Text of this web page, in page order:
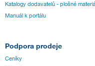
Katalogy dodavatelů - plošné
Manuál k portálu
Podpora prodeje
Ceníky